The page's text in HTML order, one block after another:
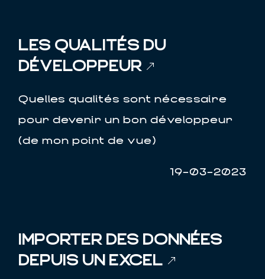
LES QUALITÉS DU
DÉVELOPPEUR
Quelles qualités sont nécessaire
pour devenir un bon développeur
(de mon point de vue)
19-03-2023
IMPORTER DES DONNÉES
DEPUIS UN EXCEL